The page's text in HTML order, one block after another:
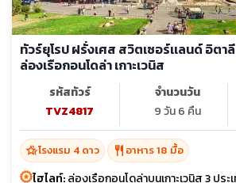
ทัวร์ยุโรป ฝรั่งเศส สวิตเซอร์เเลนด์ อิตาลี อัศจรรย์ วันเดอร์
ล่องเรือกอนโดล่า เกาะเวนิส
รหัสทัวร์
TVZ4817
จำนวนวัน
9 วัน 6 คืน
hotel_classโรงแรม 4 ดาว restaurant อาหาร 18 มื้อ
ไฮไลท์:ล่องเรือกอนโดล่าบนเกาะเวนิส 3 ปร